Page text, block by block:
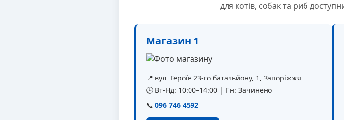
для котів, собак та риб
Магазин 1
📍 вул. Героїв 23-го батальйону, 1, Запоріжжя
🕒 Вт-Нд: 10:00–14:00 | Пн: Зачинено
📞 096 746 4592